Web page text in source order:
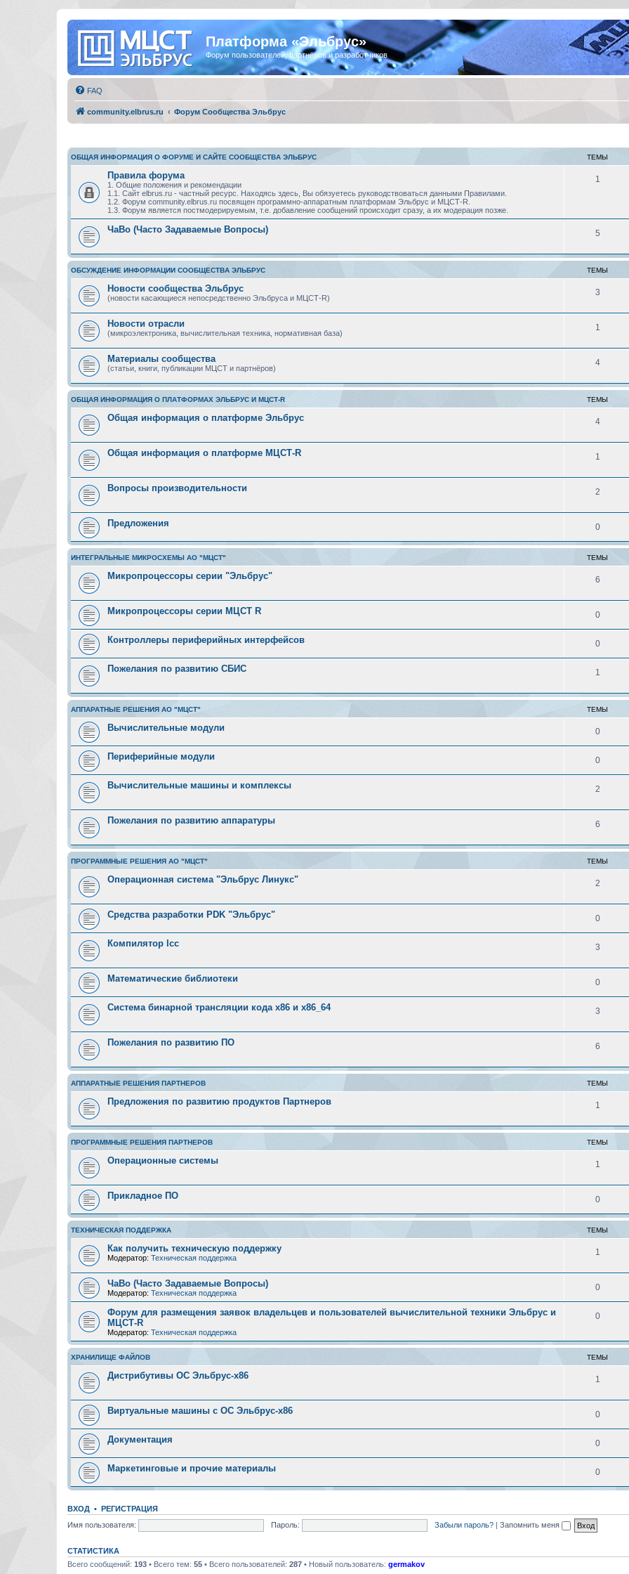
Платформа «Эльбрус»
Форум пользователей, партнёров и разработчиков
FAQ
community.elbrus.ru Форум Сообщества Эльбрус
ОБЩАЯ ИНФОРМАЦИЯ О ФОРУМЕ И САЙТЕ СООБЩЕСТВА ЭЛЬБРУС ТЕМЫ
Правила форума
1. Общие положения и рекомендации
1.1. Сайт elbrus.ru - частный ресурс. Находясь здесь, Вы обязуетесь руководствоваться данными Правилами.
1.2. Форум community.elbrus.ru посвящен программно-аппаратным платформам Эльбрус и МЦСТ-R.
1.3. Форум является постмодерируемым, т.е. добавление сообщений происходит сразу, а их модерация позже.
1
ЧаВо (Часто Задаваемые Вопросы) 5
ОБСУЖДЕНИЕ ИНФОРМАЦИИ СООБЩЕСТВА ЭЛЬБРУС ТЕМЫ
Новости сообщества Эльбрус
(новости касающиеся непосредственно Эльбруса и МЦСТ-R)
3
Новости отрасли
(микроэлектроника, вычислительная техника, нормативная база)
1
Материалы сообщества
(статьи, книги, публикации МЦСТ и партнёров)
4
ОБЩАЯ ИНФОРМАЦИЯ О ПЛАТФОРМАХ ЭЛЬБРУС И МЦСТ-R ТЕМЫ
Общая информация о платформе Эльбрус 4
Общая информация о платформе МЦСТ-R 1
Вопросы производительности 2
Предложения 0
ИНТЕГРАЛЬНЫЕ МИКРОСХЕМЫ АО "МЦСТ" ТЕМЫ
Микропроцессоры серии "Эльбрус" 6
Микропроцессоры серии МЦСТ R 0
Контроллеры периферийных интерфейсов 0
Пожелания по развитию СБИС 1
АППАРАТНЫЕ РЕШЕНИЯ АО "МЦСТ" ТЕМЫ
Вычислительные модули 0
Периферийные модули 0
Вычислительные машины и комплексы 2
Пожелания по развитию аппаратуры 6
ПРОГРАММНЫЕ РЕШЕНИЯ АО "МЦСТ" ТЕМЫ
Операционная система "Эльбрус Линукс" 2
Средства разработки PDK "Эльбрус" 0
Компилятор lcc 3
Математические библиотеки 0
Система бинарной трансляции кода х86 и х86_64 3
Пожелания по развитию ПО 6
АППАРАТНЫЕ РЕШЕНИЯ ПАРТНЕРОВ ТЕМЫ
Предложения по развитию продуктов Партнеров 1
ПРОГРАММНЫЕ РЕШЕНИЯ ПАРТНЕРОВ ТЕМЫ
Операционные системы 1
Прикладное ПО 0
ТЕХНИЧЕСКАЯ ПОДДЕРЖКА ТЕМЫ
Как получить техническую поддержку
Модератор: Техническая поддержка
1
ЧаВо (Часто Задаваемые Вопросы)
Модератор: Техническая поддержка
0
Форум для размещения заявок владельцев и пользователей вычислительной техники Эльбрус и
МЦСТ-R
Модератор: Техническая поддержка
0
ХРАНИЛИЩЕ ФАЙЛОВ ТЕМЫ
Дистрибутивы ОС Эльбрус-x86 1
Виртуальные машины с ОС Эльбрус-x86 0
Документация 0
Маркетинговые и прочие материалы 0
ВХОД • РЕГИСТРАЦИЯ
Имя пользователя:
Пароль: Забыли пароль? | Запомнить меня
СТАТИСТИКА
Всего сообщений: 193 • Всего тем: 55 • Всего пользователей: 287 • Новый пользователь: germakov